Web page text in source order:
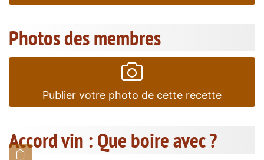
Photos des membres
Publier votre photo de cette recette
Accord vin : Que boire avec ?